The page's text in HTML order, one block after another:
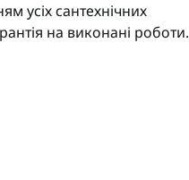
усіх сантехнічних
на виконані роботи.